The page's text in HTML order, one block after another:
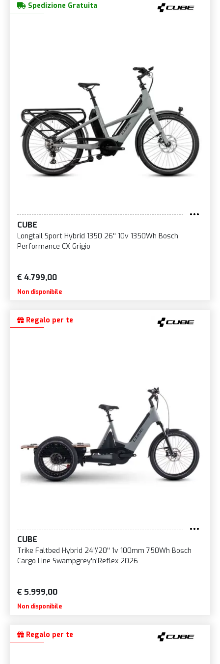
Spedizione Gratuita
CUBE
Longtail Sport Hybrid 1350 26'' 10v 1350Wh Bosch
Performance CX Grigio
€ 4.799,00
Non disponibile
Regalo per te
CUBE
Trike Faltbed Hybrid 24’’/20'' 1v 100mm 750Wh Bosch
Cargo Line Swampgrey'n'Reflex 2026
€ 5.999,00
Non disponibile
Regalo per te